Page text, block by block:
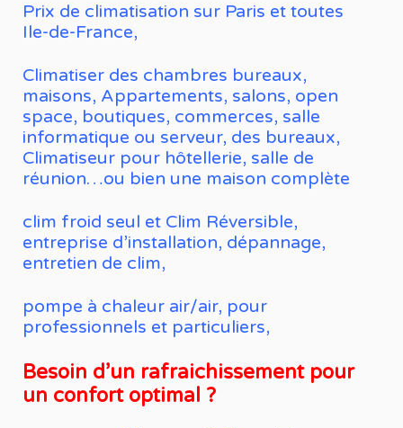
Prix de climatisation sur Paris et toutes
Ile-de-France,
Climatiser des chambres bureaux,
maisons, Appartements, salons, open
space, boutiques, commerces, salle
informatique ou serveur, des bureaux,
Climatiseur pour hôtellerie, salle de
réunion…ou bien une maison complète
clim froid seul et Clim Réversible,
entreprise d’installation, dépannage,
entretien de clim,
pompe à chaleur air/air, pour
professionnels et particuliers,
Besoin d’un rafraichissement pour
un confort optimal ?